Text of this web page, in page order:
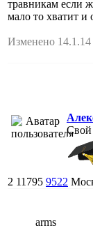
травникам если
мало то хватит и
Изменено 14.1.14
Свой
2 11795 9522
arms